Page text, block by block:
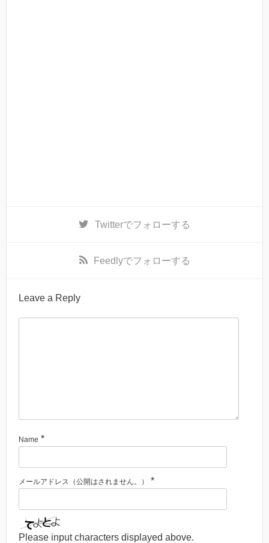
Twitterでフォローする
Feedlyでフォローする
Leave a Reply
Name *
メールアドレス（公開はされません。） *
Please input characters displayed above.